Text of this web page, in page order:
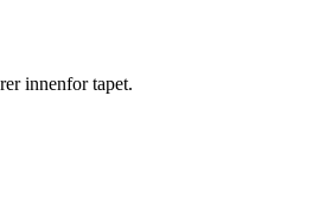
innenfor tapet.